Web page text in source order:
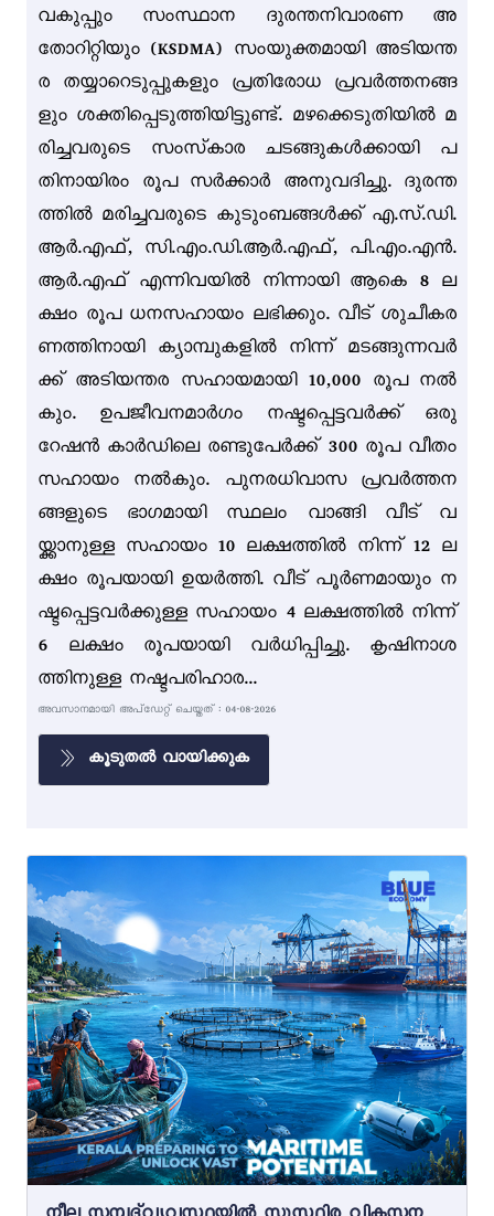
വകുപ്പും സംസ്ഥാന ദുരന്തനിവാരണ അ
തോറിറ്റിയും (KSDMA) സംയുക്തമായി അടിയന്ത
ര തയ്യാറെടുപ്പുകളും പ്രതിരോധ പ്രവർത്തനങ്ങ
ളും ശക്തിപ്പെടുത്തിയിട്ടുണ്ട്. മഴക്കെടുതിയിൽ മ
രിച്ചവരുടെ സംസ്‌കാര ചടങ്ങുകൾക്കായി പ
തിനായിരം രൂപ സർക്കാർ അനുവദിച്ചു. ദുരന്ത
ത്തിൽ മരിച്ചവരുടെ കുടുംബങ്ങൾക്ക് എ.സ്.ഡി.
ആർ.എഫ്, സി.എം.ഡി.ആർ.എഫ്, പി.എം.എൻ.
ആർ.എഫ് എന്നിവയിൽ നിന്നായി ആകെ 8 ല
ക്ഷം രൂപ ധനസഹായം ലഭിക്കും. വീട് ശുചീകര
ണത്തിനായി ക്യാമ്പുകളിൽ നിന്ന് മടങ്ങുന്നവർ
ക്ക് അടിയന്തര സഹായമായി 10,000 രൂപ നൽ
കും. ഉപജീവനമാർഗം നഷ്ടപ്പെട്ടവർക്ക് ഒരു
റേഷൻ കാർഡിലെ രണ്ടുപേർക്ക് 300 രൂപ വീതം
സഹായം നൽകും. പുനരധിവാസ പ്രവർത്തന
ങ്ങളുടെ ഭാഗമായി സ്ഥലം വാങ്ങി വീട് വ
യ്ക്കാനുള്ള സഹായം 10 ലക്ഷത്തിൽ നിന്ന് 12 ല
ക്ഷം രൂപയായി ഉയർത്തി. വീട് പൂർണമായും ന
ഷ്ടപ്പെട്ടവർക്കുള്ള സഹായം 4 ലക്ഷത്തിൽ നിന്ന്
6 ലക്ഷം രൂപയായി വർധിപ്പിച്ചു. കൃഷിനാശ
ത്തിനുള്ള നഷ്ടപരിഹാര...
അവസാനമായി അപ്ഡേറ്റ് ചെയ്തത് : 04-08-2026
കൂടുതൽ വായിക്കുക